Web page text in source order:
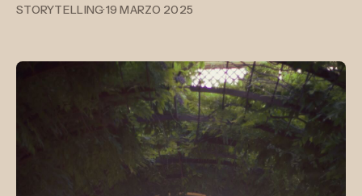
de prevención en riesgos laborales, en una
correctamente en el trabajo.
STORYTELLING·19 MARZO 2025